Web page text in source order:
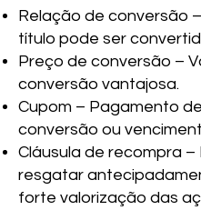
Relação de conversão
título pode ser
Preço de conversão –
conversão vantajosa.
Cupom – Pagamento
conversão ou
Cláusula de recompra
resgatar
forte valorização das